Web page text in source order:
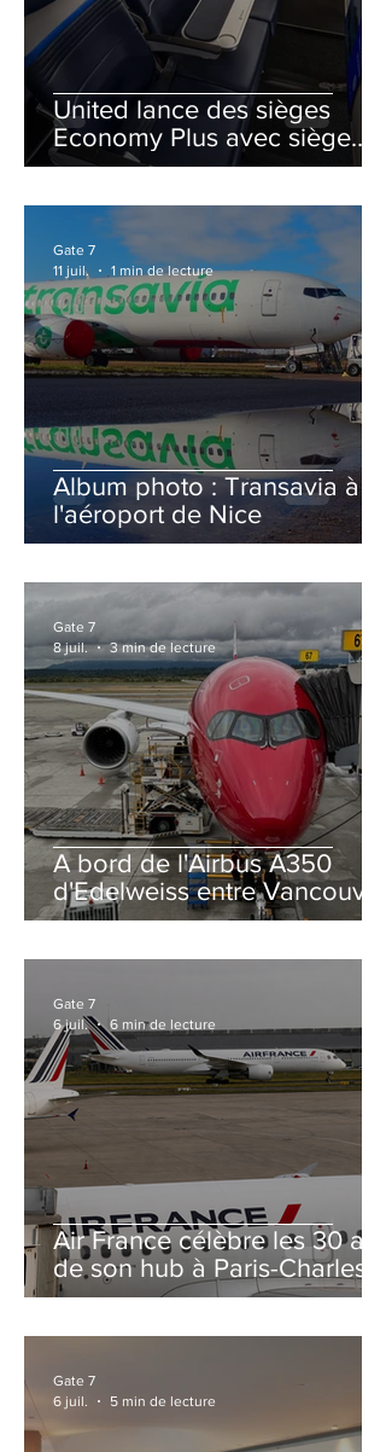
United lance des sièges
Economy Plus avec siège
central neutralisé
Album photo : Transavia à
l'aéroport de Nice
Gate 7
11 juil.
1 min de lecture
A bord de l'Airbus A350
d'Edelweiss entre Vancouver
et Zurich
Gate 7
8 juil.
3 min de lecture
Air France célèbre les 30 ans
de son hub à Paris-Charles
de Gaulle
Gate 7
6 juil.
6 min de lecture
Gate 7
6 juil.
5 min de lecture